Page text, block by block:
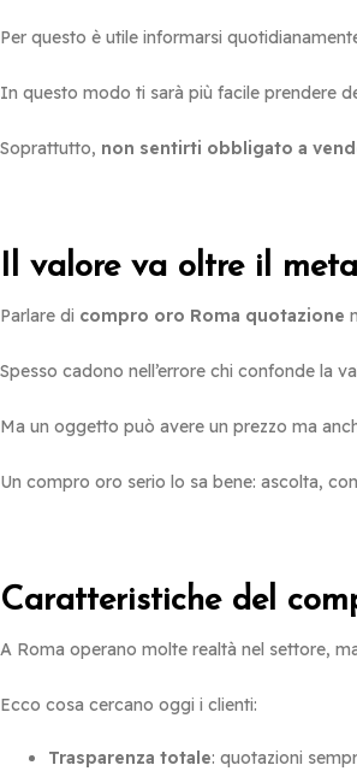
Per questo è utile informarsi
In questo modo ti sarà più facile prendere
Soprattutto, non sentirti obbligato a
Il valore va oltre il
Parlare di compro oro Roma quotazione
Spesso cadono nell’errore chi confonde la
Ma un oggetto può avere un prezzo ma
Un compro oro serio lo sa bene: ascolta,
Caratteristiche del
A Roma operano molte realtà nel settore,
Ecco cosa cercano oggi i clienti:
Trasparenza totale: quotazioni